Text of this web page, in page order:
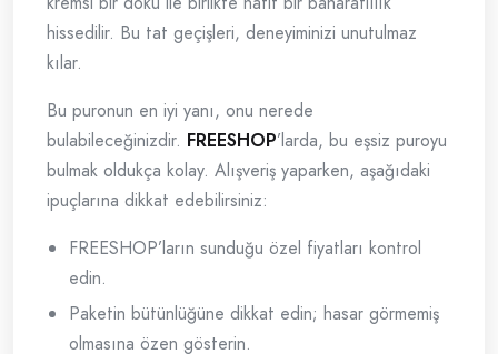
hissedilir. Bu tat geçişleri, deneyiminizi unutulmaz
kılar.
Bu puronun en iyi yanı, onu nerede
bulabileceğinizdir. FREESHOP’larda, bu eşsiz puroyu
bulmak oldukça kolay. Alışveriş yaparken, aşağıdaki
ipuçlarına dikkat edebilirsiniz:
FREESHOP’ların sunduğu özel fiyatları kontrol
edin.
Paketin bütünlüğüne dikkat edin; hasar görmemiş
olmasına özen gösterin.